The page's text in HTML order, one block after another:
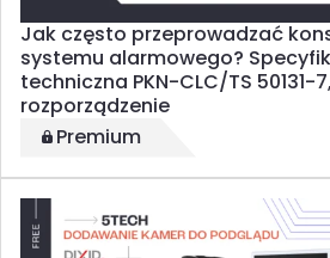
Jak często przeprowadzać
systemu alarmowego?
techniczna PKN-CLC/TS 50131-
rozporządzenie
Premium